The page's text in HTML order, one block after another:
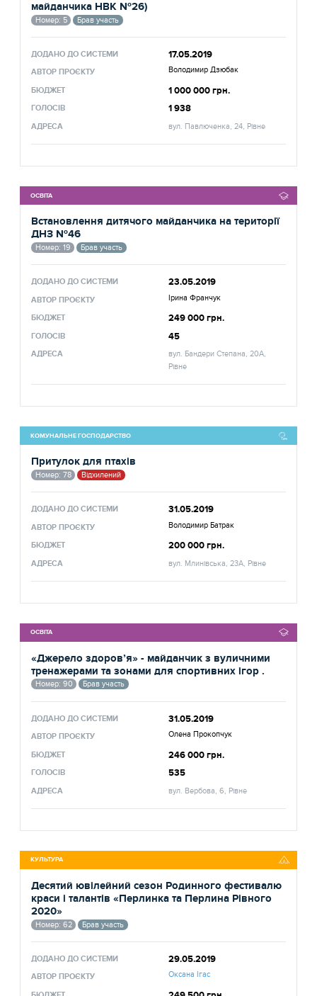
майданчика НВК №26)
Номер: 5 Брав участь
ДОДАНО ДО СИСТЕМИ 17.05.2019
АВТОР ПРОЄКТУ Володимир Дзюбак
БЮДЖЕТ 1 000 000 грн.
ГОЛОСІВ 1 938
АДРЕСА вул. Павлюченка, 24, Рівне
ОСВІТА
Встановлення дитячого майданчика на території
ДНЗ №46
Номер: 19 Брав участь
ДОДАНО ДО СИСТЕМИ 23.05.2019
АВТОР ПРОЄКТУ Ірина Франчук
БЮДЖЕТ 249 000 грн.
ГОЛОСІВ 45
АДРЕСА
вул. Бандери Степана, 20А,
Рівне
КОМУНАЛЬНЕ ГОСПОДАРСТВО
Притулок для птахів
Номер: 78 Відхилений
ДОДАНО ДО СИСТЕМИ 31.05.2019
АВТОР ПРОЄКТУ Володимир Батрак
БЮДЖЕТ 200 000 грн.
АДРЕСА вул. Млинівська, 23А, Рівне
ОСВІТА
«Джерело здоров’я» - майданчик з вуличними
тренажерами та зонами для спортивних ігор .
Номер: 90 Брав участь
ДОДАНО ДО СИСТЕМИ 31.05.2019
АВТОР ПРОЄКТУ Олена Прокопчук
БЮДЖЕТ 246 000 грн.
ГОЛОСІВ 535
АДРЕСА вул. Вербова, 6, Рівне
КУЛЬТУРА
Десятий ювілейний сезон Родинного фестивалю
краси і талантів «Перлинка та Перлина Рівного
2020»
Номер: 62 Брав участь
ДОДАНО ДО СИСТЕМИ 29.05.2019
АВТОР ПРОЄКТУ Оксана Ігас